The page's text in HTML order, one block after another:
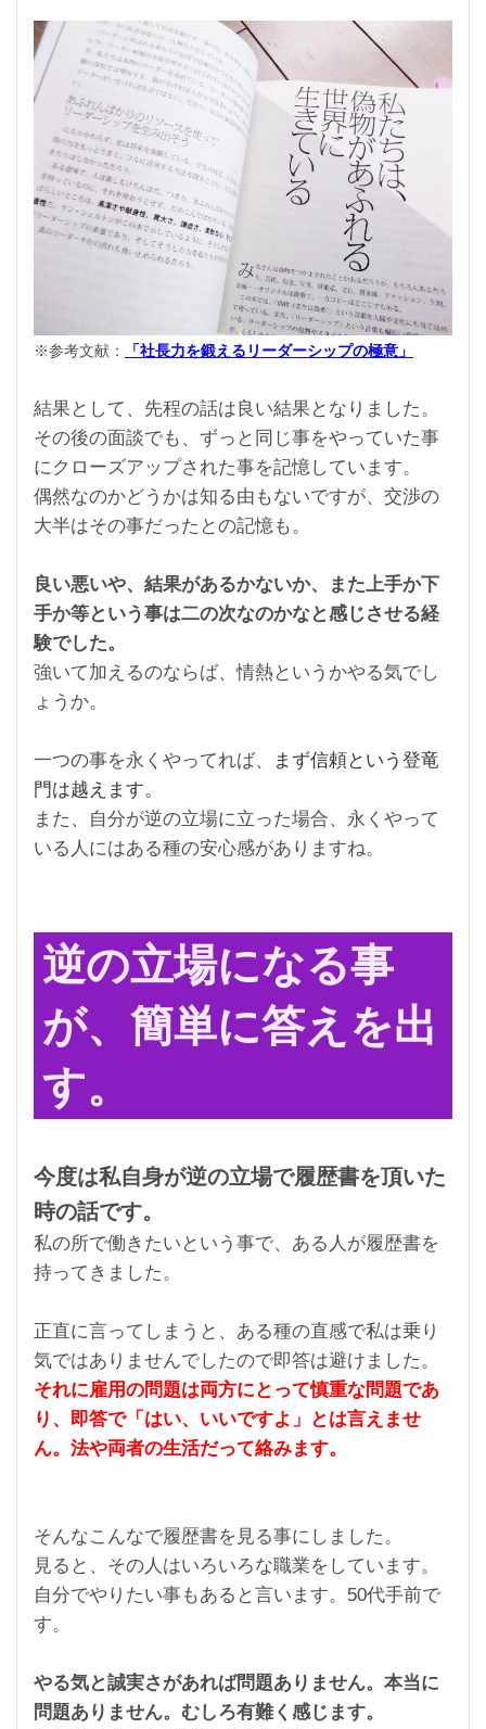
※参考文献： 「社長力を鍛えるリーダーシップの極意」
結果として、先程の話は良い結果となりました。
その後の面談でも、ずっと同じ事をやっていた事
にクローズアップされた事を記憶しています。
偶然なのかどうかは知る由もないですが、交渉の
大半はその事だったとの記憶も。
良い悪いや、結果があるかないか、また上手か下
手か等という事は二の次なのかなと感じさせる経
験でした。
強いて加えるのならば、情熱というかやる気でし
ょうか。
一つの事を永くやってれば、
まず信頼という登竜
門は越えます。
また、自分が逆の立場に立った場合、永くやって
いる人にはある種の安心感がありますね。
逆の立場になる事
が、簡単に答えを出
す。
今度は私自身が逆の立場で履歴書を頂いた
時の話です。
私の所で働きたいという事で、ある人が履歴書を
持ってきました。
正直に言ってしまうと、ある種の直感で私は乗り
気ではありませんでしたので即答は避けました。
それに雇用の問題は両方にとって慎重な問題であ
り、即答で「はい、いいですよ」とは言えませ
ん。法や両者の生活だって絡みます。
そんなこんなで履歴書を見る事にしました。
見ると、その人はいろいろな職業をしています。
自分でやりたい事もあると言います。50代手前で
す。
やる気と誠実さがあれば問題ありません。本当に
問題ありません。むしろ有難く感じます。